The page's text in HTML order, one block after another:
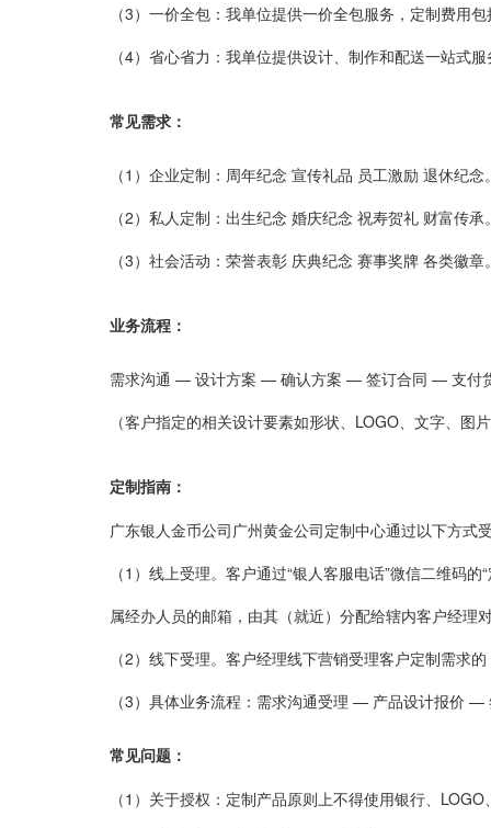
（3）一价全包：我单位提供一价全包服务，定制费用
（4）省心省力：我单位提供设计、制作和配送一站式
常见需求：
（1） 企业定制：周年纪念 宣传礼品 员工激励 退休纪念
（2） 私人定制：出生纪念 婚庆纪念 祝寿贺礼 财富传承
（3） 社会活动：荣誉表彰 庆典纪念 赛事奖牌 各类徽章
业务流程：
需求沟通 — 设计方案 — 确认方案 — 签订合同 — 支付
（客户指定的相关设计要素如形状、LOGO、文字、图
定制指南：
广东银人金币公司广州黄金公司定制中心通过以下方式
（1）线上受理。客户通过“银人客服电话”微信二维码
属经办人员的邮箱，由其（就近）分配给辖内客户经理
（2）线下受理。客户经理线下营销受理客户定制需求
（3）具体业务流程：需求沟通受理 — 产品设计报价 —
常见问题：
（1）关于授权：定制产品原则上不得使用银行、